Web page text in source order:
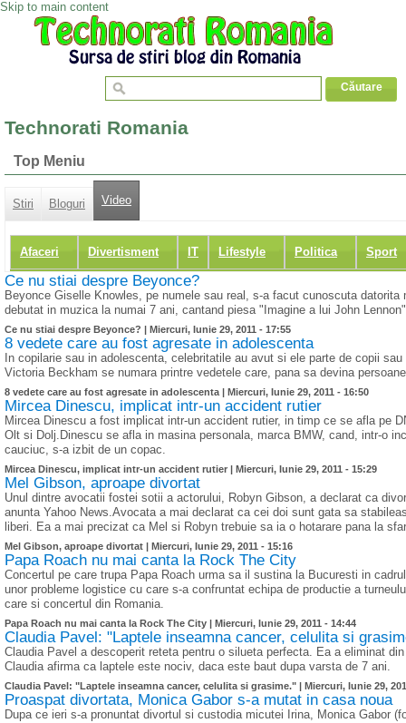
Skip to main content
Technorati Romania
Top Meniu
Stiri Bloguri Video
Afaceri Divertisment IT Lifestyle Politica Sport
Ce nu stiai despre Beyonce?
Beyonce Giselle Knowles, pe numele sau real, s-a facut cunoscuta
debutat in muzica la numai 7 ani, cantand piesa "Imagine a lui John
Ce nu stiai despre Beyonce? | Miercuri, Iunie 29, 2011 - 17:55
8 vedete care au fost agresate in adolescenta
In copilarie sau in adolescenta, celebritatile au avut si ele parte de copii
Victoria Beckham se numara printre vedetele care, pana sa devina
8 vedete care au fost agresate in adolescenta | Miercuri, Iunie 29, 2011 - 16:50
Mircea Dinescu, implicat intr-un accident rutier
Mircea Dinescu a fost implicat intr-un accident rutier, in timp ce se afla pe
Olt si Dolj.Dinescu se afla in masina personala, marca BMW, cand, intr-o
cauciuc, s-a izbit de un copac.
Mircea Dinescu, implicat intr-un accident rutier | Miercuri, Iunie 29, 2011 - 15:29
Mel Gibson, aproape divortat
Unul dintre avocatii fostei sotii a actorului, Robyn Gibson, a declarat ca
anunta Yahoo News.Avocata a mai declarat ca cei doi sunt gata sa
liberi. Ea a mai precizat ca Mel si Robyn trebuie sa ia o hotarare pana la
Mel Gibson, aproape divortat | Miercuri, Iunie 29, 2011 - 15:16
Papa Roach nu mai canta la Rock The City
Concertul pe care trupa Papa Roach urma sa il sustina la Bucuresti in
unor probleme logistice cu care s-a confruntat echipa de productie a
care si concertul din Romania.
Papa Roach nu mai canta la Rock The City | Miercuri, Iunie 29, 2011 - 14:44
Claudia Pavel: "Laptele inseamna cancer, celulita si
Claudia Pavel a descoperit reteta pentru o silueta perfecta. Ea a eliminat
Claudia afirma ca laptele este nociv, daca este baut dupa varsta de 7 ani.
Claudia Pavel: "Laptele inseamna cancer, celulita si grasime." | Miercuri, Iunie 29,
Proaspat divortata, Monica Gabor s-a mutat in casa noua
Dupa ce ieri s-a pronuntat divortul si custodia micutei Irina, Monica Gabor